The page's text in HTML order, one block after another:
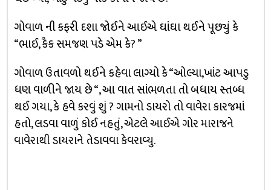
ગોવાળ ની કફરી દશા જોઈને આઈએ ઘાંઘા થઈને પૂછ્યું કે
“ભાઈ, કૈક સમજણ પડે એમ કે? ”
ગોવાળ ઉતાવળો થઈને કહેવા લાગ્યો કે “ઓલ્યા,ખાંટ આપડુ
ધણ વાળીને જાય છે “, આ વાત સાંભળતા તો બધાય સ્તબ્ધ
થઈ ગયા, કે હવે કરવું શું ? ગામનો ડાયરો તો વાવેરા કારજમાં
હતો, લડવા વાળું કોઈ નહતું, એટલે આઈએ ગોર મારાજને
વાવેરાથી ડાયરાને તેડાવવા કેવરાવ્યુ.